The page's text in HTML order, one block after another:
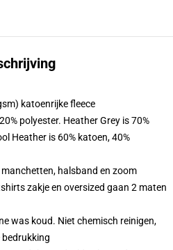
katoenrijke fleece
polyester. Heather Grey is 70%
Heather is 60% katoen, 40%
halsband en zoom
zakje en oversized gaan 2 maten
was koud. Niet chemisch reinigen,
bedrukking